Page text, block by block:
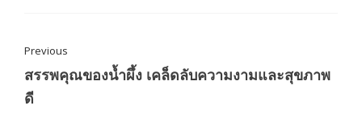
Previous
สรรพคุณของน้ำผึ้ง เคล็ดลับความงามและสุขภาพ
ดี